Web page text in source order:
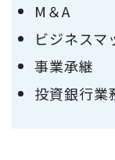
M＆A
ビジネスマ
事業承継
投資銀行業